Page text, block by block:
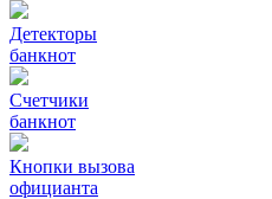
Детекторы
банкнот
Счетчики
банкнот
Кнопки вызова
официанта